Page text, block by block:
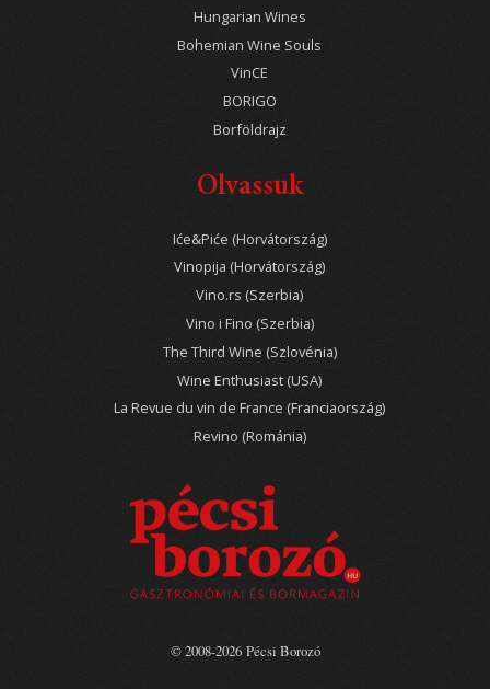
Hungarian Wines
Bohemian Wine Souls
VinCE
BORIGO
Borföldrajz
Olvassuk
Iće&Piće (Horvátország)
Vinopija (Horvátország)
Vino.rs (Szerbia)
Vino i Fino (Szerbia)
The Third Wine (Szlovénia)
Wine Enthusiast (USA)
La Revue du vin de France (Franciaország)
Revino (Románia)
© 2008-2026 Pécsi Borozó